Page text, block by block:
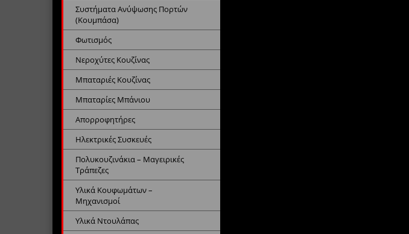
Συστήματα Ανύψωσης Πορτών
(Κουμπάσα)
Φωτισμός
Νεροχύτες Κουζίνας
Μπαταριές Κουζίνας
Μπαταρίες Μπάνιου
Απορροφητήρες
Ηλεκτρικές Συσκευές
Πολυκουζινάκια – Μαγειρικές
Τράπεζες
Υλικά Κουφωμάτων –
Μηχανισμοί
Υλικά Ντουλάπας